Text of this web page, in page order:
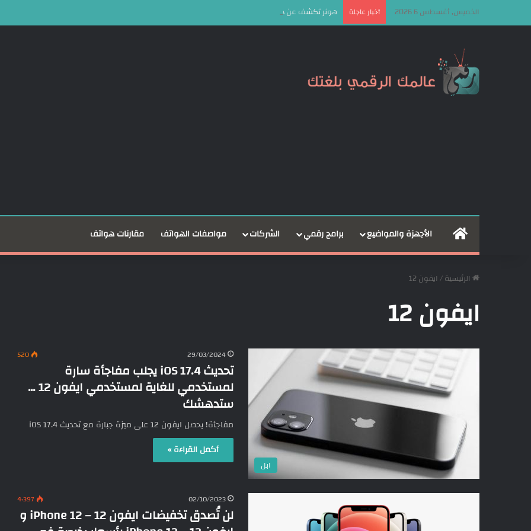
الخميس, أغسطس 6 2026 أخبار عاجلة هونر تكشف عن هويتها الجديدة وشعار Dare to Be بعد نمو أعمالها 25%
الرئيسيةالأجهزة والمواضيع برامج رقمي الشركات مواصفات الهواتف مقارنات هواتف
الرئيسية/ ايفون 12
ايفون 12
ابل
29/03/2024
520
تحديث iOS 17.4 يجلب مفاجأة سارة
لمستخدمي للغاية لمستخدمي ايفون 12 …
ستدهشك
مفاجأة! يحصل ايفون 12 على ميزة جبارة مع تحديث iOS 17.4
أكمل القراءة »
02/10/2023 4٬397
لن تُصدق تخفيضات ايفون 12 – iPhone 12 و